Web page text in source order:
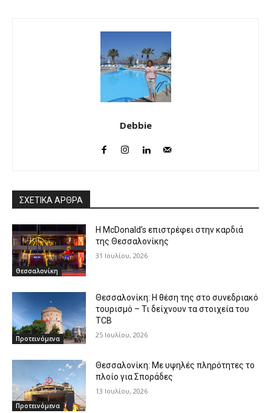
Debbie
ΣΧΕΤΙΚΑ ΑΡΘΡΑ
Θεσσαλονίκη
Η McDonald’s επιστρέφει στην καρδιά
της Θεσσαλονίκης
31 Ιουλίου, 2026
Προτεινόμενα
Θεσσαλονίκη: Η θέση της στο συνεδριακό
τουρισμό – Τι δείχνουν τα στοιχεία του
TCB
25 Ιουλίου, 2026
Προτεινόμενα
Θεσσαλονίκη: Με υψηλές πληρότητες το
πλοίο για Σποράδες
13 Ιουλίου, 2026